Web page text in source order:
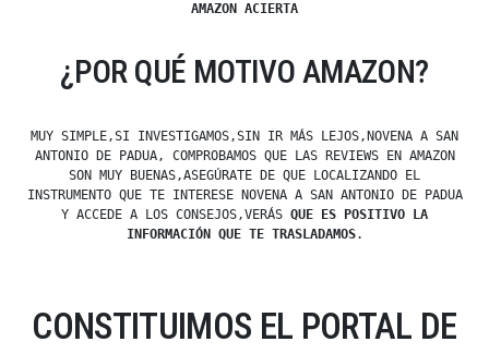
AMAZON ACIERTA
¿POR QUÉ MOTIVO AMAZON?
MUY SIMPLE,SI INVESTIGAMOS,SIN IR MÁS LEJOS,NOVENA A SAN
ANTONIO DE PADUA, COMPROBAMOS QUE LAS REVIEWS EN AMAZON
SON MUY BUENAS,ASEGÚRATE DE QUE LOCALIZANDO EL
INSTRUMENTO QUE TE INTERESE NOVENA A SAN ANTONIO DE PADUA
Y ACCEDE A LOS CONSEJOS,VERÁS QUE ES POSITIVO LA
INFORMACIÓN QUE TE TRASLADAMOS.
CONSTITUIMOS EL PORTAL DE